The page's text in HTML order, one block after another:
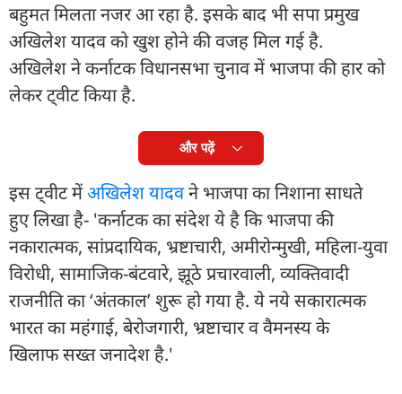
बहुमत मिलता नजर आ रहा है. इसके बाद भी सपा प्रमुख
अखिलेश यादव को खुश होने की वजह मिल गई है.
अखिलेश ने कर्नाटक विधानसभा चुनाव में भाजपा की हार को
लेकर ट्वीट किया है.
और पढ़ें
इस ट्वीट मेंअखिलेश यादवने भाजपा का निशाना साधते
हुए लिखा है- 'कर्नाटक का संदेश ये है कि भाजपा की
नकारात्मक, सांप्रदायिक, भ्रष्टाचारी, अमीरोन्मुखी, महिला-युवा
विरोधी, सामाजिक-बंटवारे, झूठे प्रचारवाली, व्यक्तिवादी
राजनीति का ‘अंतकाल’ शुरू हो गया है. ये नये सकारात्मक
भारत का महंगाई, बेरोजगारी, भ्रष्टाचार व वैमनस्य के
खिलाफ सख्त जनादेश है.'